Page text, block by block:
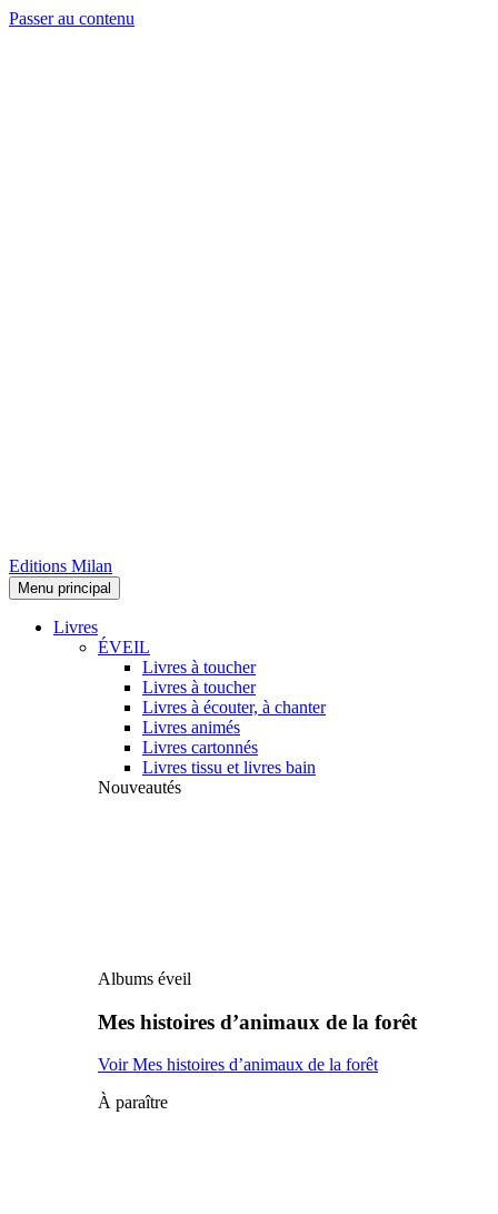
Passer au contenu
Editions Milan
Menu principal
Livres
ÉVEIL
Livres à toucher
Livres à toucher
Livres à écouter, à chanter
Livres animés
Livres cartonnés
Livres tissu et livres bain
Nouveautés
Albums éveil
Mes histoires d’animaux de la forêt
Voir Mes histoires d’animaux de la forêt
À paraître